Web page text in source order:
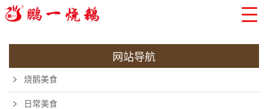
网站导航
烧鹅美食
日常美食